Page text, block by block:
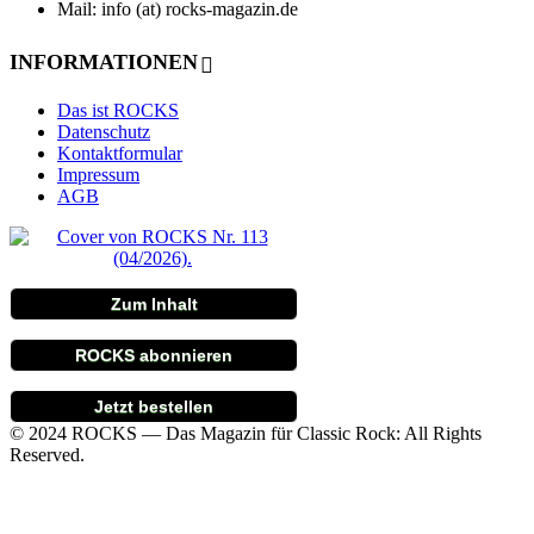
Mail: info (at) rocks-magazin.de
INFORMATIONEN
Das ist ROCKS
Datenschutz
Kontaktformular
Impressum
AGB
Zum Inhalt
ROCKS abonnieren
Jetzt bestellen
© 2024 ROCKS — Das Magazin für Classic Rock: All Rights
Reserved.